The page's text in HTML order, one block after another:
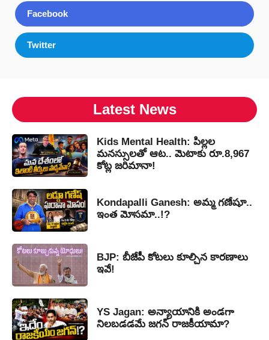
Facebook
Twitter
Latest News
Kids Mental Health: పిల్లల
మనస్సులతో ఆట.. మెటాకు రూ.8,967
కోట్ల జరిమానా!
Kondapalli Ganesh: అమ్మ గణేషూ..
ఇంత మోసమా..!?
BJP: బీజేపీ కోటలు కూల్చిన కారణాలు
ఇవే!
YS Jagan: అన్యాయానికి అండగా
నిలబడడమే జగన్ రాజకీయామా?